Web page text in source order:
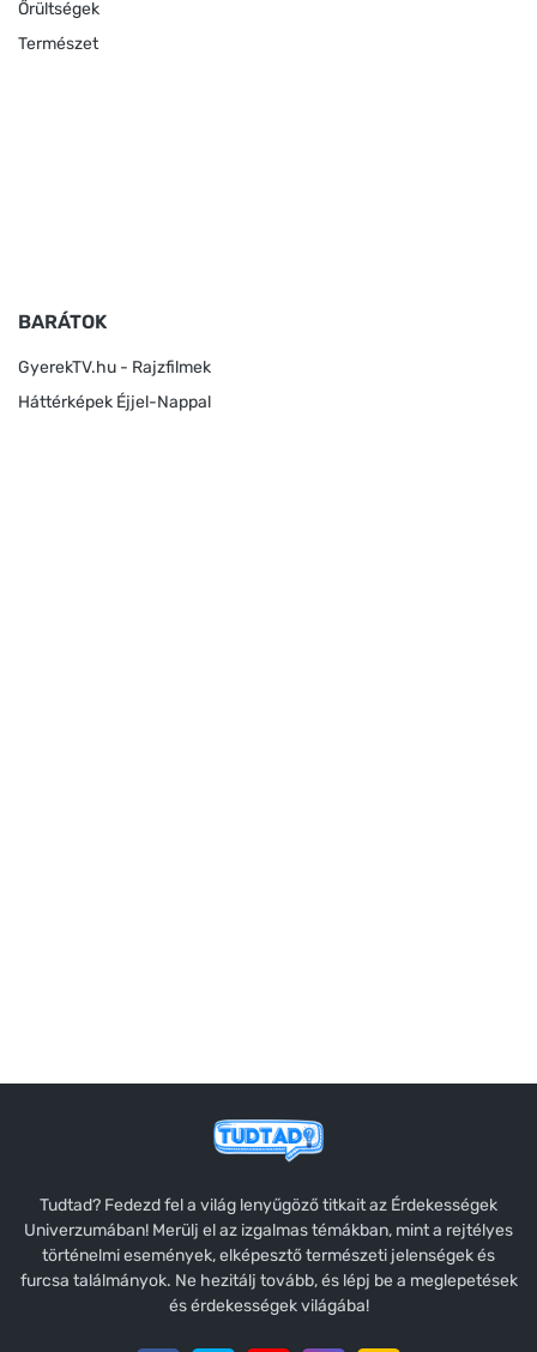
Őrültségek
Természet
BARÁTOK
GyerekTV.hu - Rajzfilmek
Háttérképek Éjjel-Nappal
Tudtad? Fedezd fel a világ lenyűgöző titkait az Érdekességek
Univerzumában! Merülj el az izgalmas témákban, mint a rejtélyes
történelmi események, elképesztő természeti jelenségek és
furcsa találmányok. Ne hezitálj tovább, és lépj be a meglepetések
és érdekességek világába!